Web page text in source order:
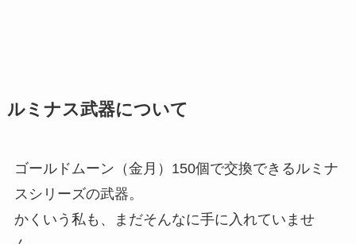
ルミナス武器について
ゴールドムーン（金月）150個で交換できるルミナ
スシリーズの武器。
かくいう私も、まだそんなに手に入れていませ